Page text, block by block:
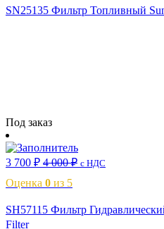
SN25135 Фильтр Топливный
Под заказ
3 700 ₽ 4 000₽ с НДС
Оценка 0 из 5
SH57115 Фильтр
Filter